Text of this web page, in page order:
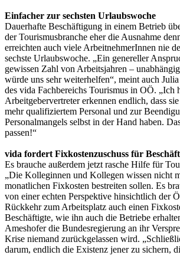
Einfacher zur sechsten Urlaubswoche
Dauerhafte Beschäftigung in einem Betrieb
der Tourismusbranche eher die Ausnahme
erreichten auch viele ArbeitnehmerInnen nie
sechste Urlaubswoche. „Ein genereller
gewissen Zahl von Arbeitsjahren –
würde uns sehr weiterhelfen“, meint auch
des vida Fachbereichs Tourismus in OÖ. „Ich
Arbeitgebervertreter erkennen endlich, dass
mehr qualifiziertem Personal und zur
Personalmangels selbst in der Hand haben.
passen!“
vida fordert Fixkostenzuschuss für
Es brauche außerdem jetzt rasche Hilfe für
„Die Kolleginnen und Kollegen wissen nicht
monatlichen Fixkosten bestreiten sollen. Es
von einer echten Perspektive hinsichtlich der
Rückkehr zum Arbeitsplatz auch einen
Beschäftigte, wie ihn auch die Betriebe
Ameshofer die Bundesregierung an ihr
Krise niemand zurückgelassen wird.
darum, endlich die Existenz jener zu sichern,